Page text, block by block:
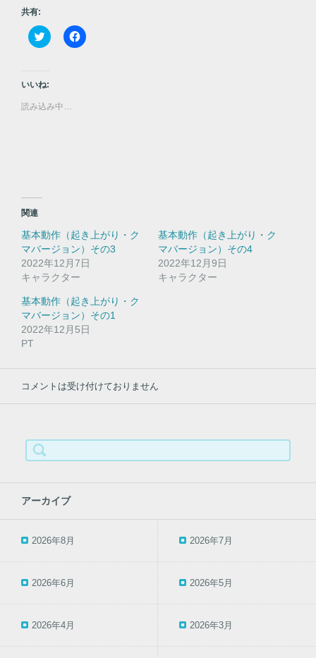
共有:
ク
リ
て
T
i
ン
ド
ウ
で
開
き
す
)
F
a
だ
さ
い
(
ウ
ィ
ン
ド
ウ
す
)
いいね:
読み込み中…
関連
基本動作（起き上がり・ク
マバージョン）その3
2022年12月7日
キャラクター
基本動作（起き上がり・ク
マバージョン）その4
2022年12月9日
キャラクター
基本動作（起き上がり・ク
マバージョン）その1
2022年12月5日
PT
コメントは受け付けておりません
索:
アーカイブ
2026年8月 2026年7月
2026年6月 2026年5月
2026年4月 2026年3月